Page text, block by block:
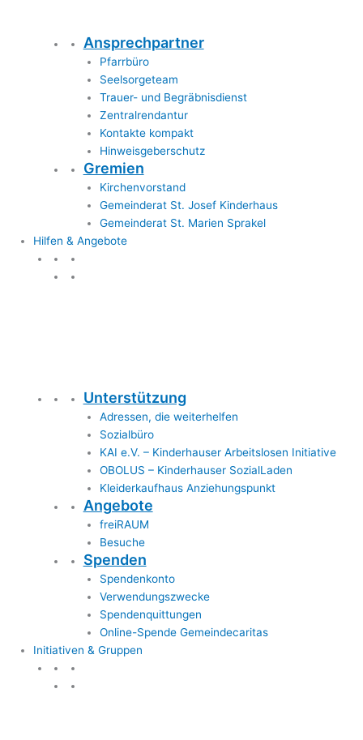
Ansprechpartner
Pfarrbüro
Seelsorgeteam
Trauer- und Begräbnisdienst
Zentralrendantur
Kontakte kompakt
Hinweisgeberschutz
Gremien
Kirchenvorstand
Gemeinderat St. Josef Kinderhaus
Gemeinderat St. Marien Sprakel
Hilfen & Angebote
Unterstützung
Adressen, die weiterhelfen
Sozialbüro
KAI e.V. – Kinderhauser Arbeitslosen Initiative
OBOLUS – Kinderhauser SozialLaden
Kleiderkaufhaus Anziehungspunkt
Angebote
freiRAUM
Besuche
Spenden
Spendenkonto
Verwendungszwecke
Spendenquittungen
Online-Spende Gemeindecaritas
Initiativen & Gruppen